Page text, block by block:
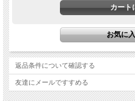
返品条件について確認する
友達にメールですすめる